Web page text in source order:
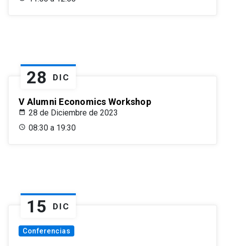
28 DIC
V Alumni Economics Workshop
28 de Diciembre de 2023
08:30 a 19:30
15 DIC
Conferencias